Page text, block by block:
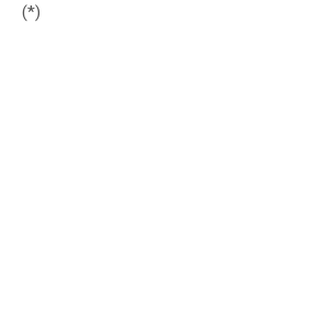
(*)